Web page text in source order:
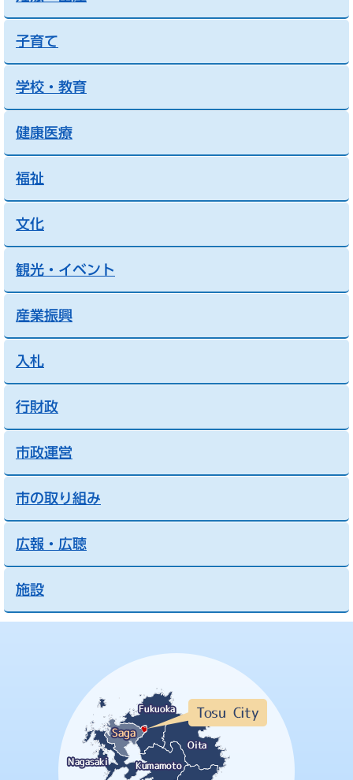
子育て
学校・教育
健康医療
福祉
文化
観光・イベント
産業振興
入札
行財政
市政運営
市の取り組み
広報・広聴
施設